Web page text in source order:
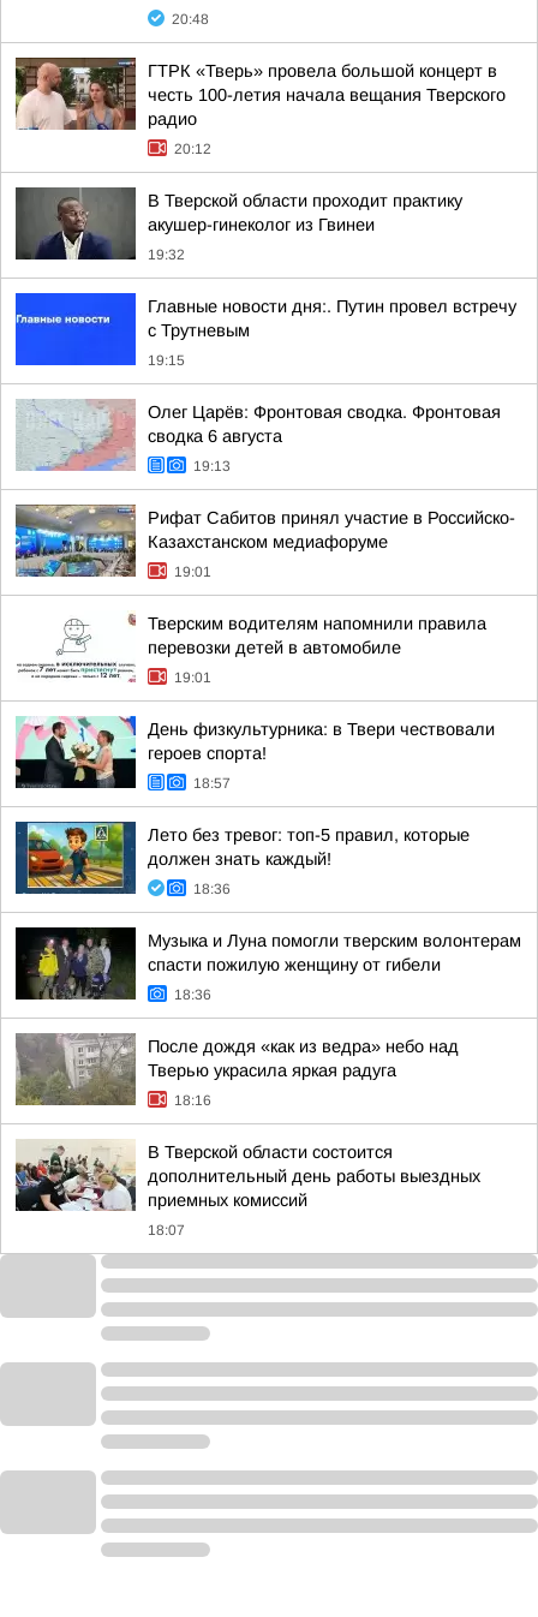
20:48
ГТРК «Тверь» провела большой концерт в
честь 100-летия начала вещания Тверского
радио
20:12
В Тверской области проходит практику
акушер-гинеколог из Гвинеи
19:32
Главные новости дня:. Путин провел встречу
с Трутневым
19:15
Олег Царёв: Фронтовая сводка. Фронтовая
сводка 6 августа
19:13
Рифат Сабитов принял участие в Российско-
Казахстанском медиафоруме
19:01
Тверским водителям напомнили правила
перевозки детей в автомобиле
19:01
День физкультурника: в Твери чествовали
героев спорта!
18:57
Лето без тревог: топ-5 правил, которые
должен знать каждый!
18:36
Музыка и Луна помогли тверским волонтерам
спасти пожилую женщину от гибели
18:36
После дождя «как из ведра» небо над
Тверью украсила яркая радуга
18:16
В Тверской области состоится
дополнительный день работы выездных
приемных комиссий
18:07